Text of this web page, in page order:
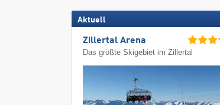
Aktuell
Zillertal Arena
Das größte Skigebiet im Zillertal